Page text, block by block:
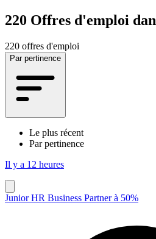
220 Offres d'emploi
220 offres d'emploi
Par pertinence
Le plus récent
Par pertinence
Il y a 12 heures
Junior HR Business Partner à 50%